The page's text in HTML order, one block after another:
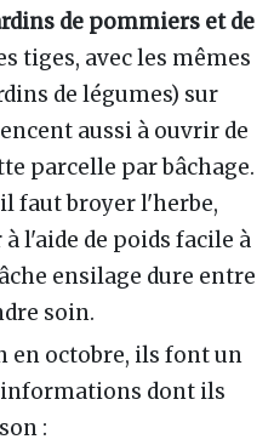
de pommiers et de
tiges, avec les mêmes
de légumes) sur
aussi à ouvrir de
parcelle par bâchage.
faut broyer l'herbe,
l'aide de poids facile à
ensilage dure entre
soin.
en octobre, ils font un
informations dont ils
: